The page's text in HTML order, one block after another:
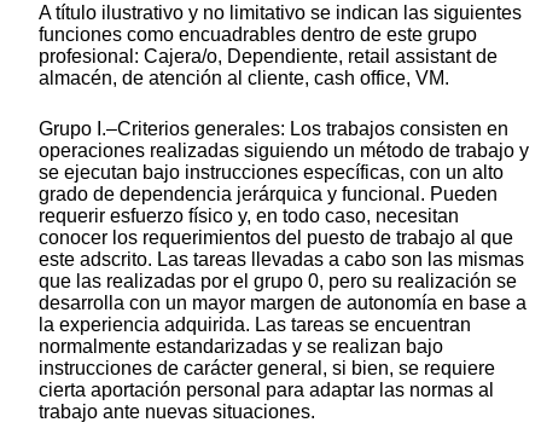
A título ilustrativo y no limitativo se indican las siguientes
funciones como encuadrables dentro de este grupo
profesional: Cajera/o, Dependiente, retail assistant de
almacén, de atención al cliente, cash office, VM.
Grupo I.–Criterios generales: Los trabajos consisten en
operaciones realizadas siguiendo un método de trabajo y
se ejecutan bajo instrucciones específicas, con un alto
grado de dependencia jerárquica y funcional. Pueden
requerir esfuerzo físico y, en todo caso, necesitan
conocer los requerimientos del puesto de trabajo al que
este adscrito. Las tareas llevadas a cabo son las mismas
que las realizadas por el grupo 0, pero su realización se
desarrolla con un mayor margen de autonomía en base a
la experiencia adquirida. Las tareas se encuentran
normalmente estandarizadas y se realizan bajo
instrucciones de carácter general, si bien, se requiere
cierta aportación personal para adaptar las normas al
trabajo ante nuevas situaciones.